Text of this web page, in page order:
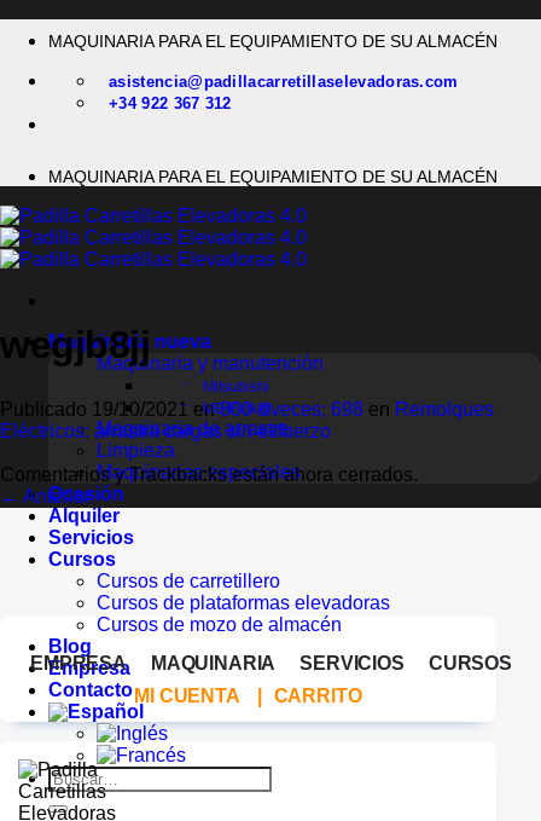
MAQUINARIA PARA EL EQUIPAMIENTO DE SU ALMACÉN
asistencia@padillacarretillaselevadoras.com
+34 922 367 312
MAQUINARIA PARA EL EQUIPAMIENTO DE SU ALMACÉN
Maquinaria nueva
Maquinaria y manutención
Mitsubishi
MB Forklift
Maquinaria de arrastre
Limpieza
Maquinarias especiales
Ocasión
Alquiler
Servicios
Cursos
Cursos de carretillero
Cursos de plataformas elevadoras
Cursos de mozo de almacén
Blog
Empresa
Contacto
Buscar
por:
wegjb8jj
Publicado 19/10/2021en800 &veces; 698 en Remolques
Eléctricos: arrastra cargas sin esfuerzo
Comentarios y Trackbacks están ahora cerrados.
← Anterior
EMPRESA MAQUINARIA SERVICIOS
CURSOS
MI CUENTA
CARRITO